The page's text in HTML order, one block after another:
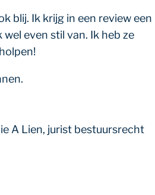
blij. Ik krijg in een review een
wel even stil van. Ik heb ze
A Lien, jurist bestuursrecht